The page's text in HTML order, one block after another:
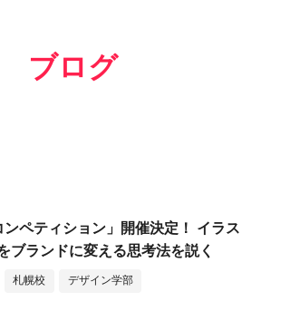
ブログ
ペティション」開催決定！ イラス
ブランドに変える思考法を説く
札幌校 デザイン学部